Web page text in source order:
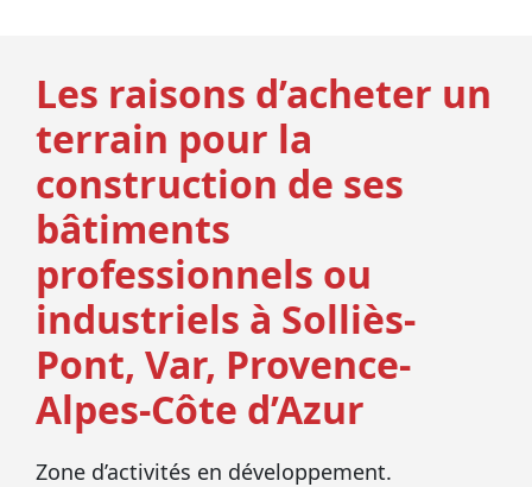
Les raisons d’acheter un
terrain pour la
construction de ses
bâtiments
professionnels ou
industriels à Solliès-
Pont, Var, Provence-
Alpes-Côte d’Azur
Zone d’activités en développement.